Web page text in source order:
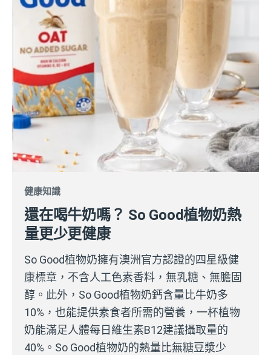
健康知識
還在喝牛奶嗎？ So Good植物奶熱
量更少更健康
So Good植物奶擁有澳洲官方認證的四星級健
康標章，不含人工色素香料，無乳糖、無膽固
醇。此外，So Good植物奶鈣含量比牛奶多
10%，也能提供素食者所需的營養，一杯植物
奶能滿足人體每日維生素B12建議攝取量的
40%。So Good植物奶的熱量比無糖豆漿少